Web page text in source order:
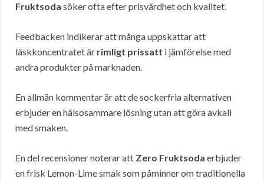
Fruktsoda söker ofta efter prisvärdhet och kvalitet.
Feedbacken indikerar att många uppskattar att
läskkoncentratet är rimligt prissatt i jämförelse med
andra produkter på marknaden.
En allmän kommentar är att de sockerfria alternativen
erbjuder en hälsosammare lösning utan att göra avkall
med smaken.
En del recensioner noterar att Zero Fruktsoda erbjuder
en frisk Lemon-Lime smak som påminner om traditionella